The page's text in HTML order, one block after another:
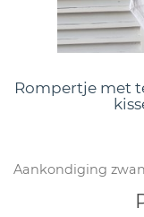
Rompertje met
Aankondiging